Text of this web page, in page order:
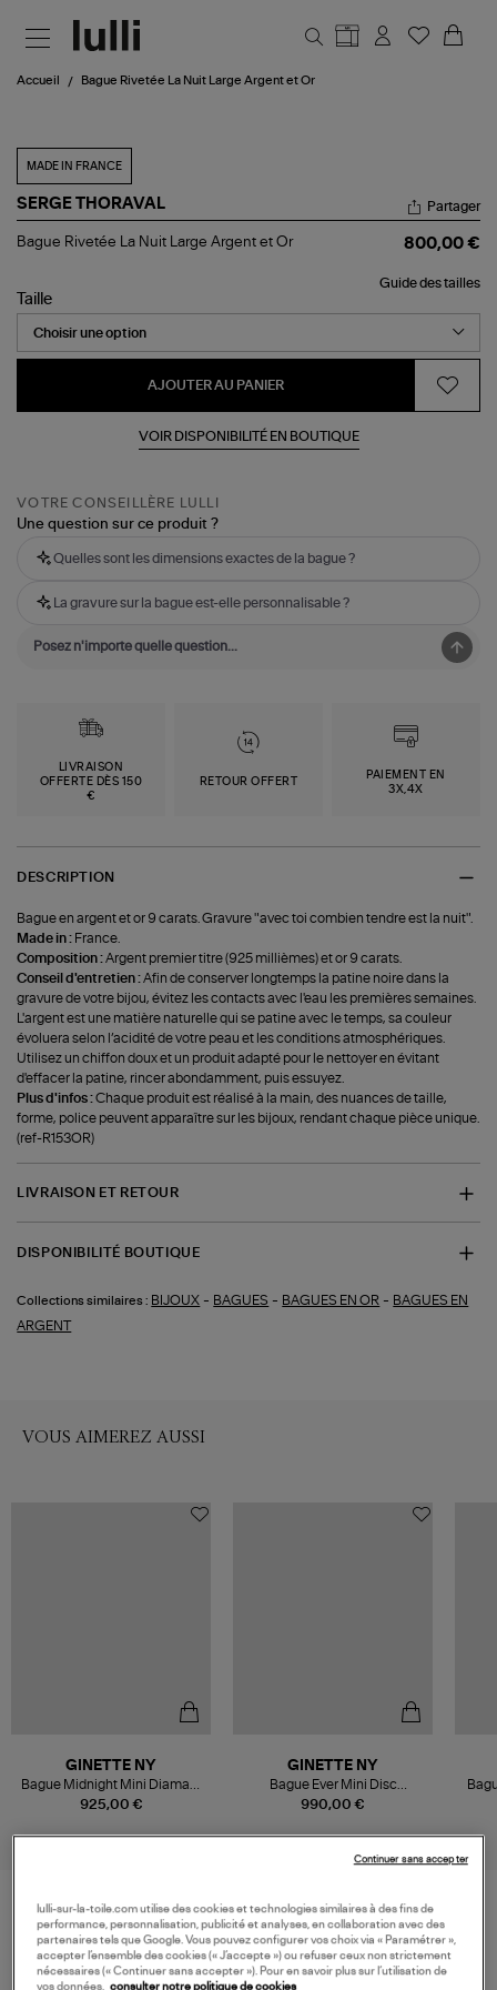
Accueil Bague Rivetée La Nuit Large Argent et Or
MADE IN FRANCE
SERGE THORAVAL
Bague
Nuit
Large
Argent
Or
Partager
Bague Rivetée La Nuit Large Argent et Or 800,00 €
Guide des tailles
Taille
AJOUTER AU PANIER
VOIR DISPONIBILITÉ EN BOUTIQUE
VOTRE CONSEILLÈRE LULLI
Une question sur ce produit ?
Quelles sont les dimensions exactes de la bague ?
La gravure sur la bague est-elle personnalisable ?
LIVRAISON
OFFERTE DÈS 150
€
RETOUR OFFERT
PAIEMENT EN
3X,4X
DESCRIPTION
Bague en argent et or 9 carats. Gravure "avec toi combien tendre est la nuit".
Made in : France.
Composition :Argent premier titre (925 millièmes) et or 9 carats.
Conseil d'entretien :Afin de conserver longtemps la patine noire dans la
gravure de votre bijou, évitez les contacts avec l'eau les premières semaines.
L'argent est une matière naturelle qui se patine avec le temps, sa couleur
évoluera selon l’acidité de votre peau et les conditions atmosphériques.
Utilisez un chiffon doux et un produit adapté pour le nettoyer en évitant
d'effacer la patine, rincer abondamment, puis essuyez.
Plus d'infos :Chaque produit est réalisé à la main, des nuances de taille,
forme, police peuvent apparaître sur les bijoux, rendant chaque pièce unique.
(ref-R153OR)
LIVRAISON ET RETOUR
DISPONIBILITÉ BOUTIQUE
Collections similaires : BIJOUX - BAGUES - BAGUES EN OR - BAGUES EN
ARGENT
VOUS AIMEREZ AUSSI
925,00 €
GINETTE NY
Bague Midnight Mini Diamant
Or Rose
990,00 €
GINETTE NY
Bague Ever Mini Disc
Diamants Or Rose
VOS DERNIERS PRODUITS VUS
lulli-sur-la-toile.com utilise des cookies et technologies similaires à des fins de
performance, personnalisation, publicité et analyses, en collaboration avec des
partenaires tels que Google. Vous pouvez configurer vos choix via « Paramétrer »,
accepter l’ensemble des cookies (« J’accepte ») ou refuser ceux non strictement
nécessaires (« Continuer sans accepter »). Pour en savoir plus sur l’utilisation de
vos données, consulter notre politique de cookies
Continuer sans accepter